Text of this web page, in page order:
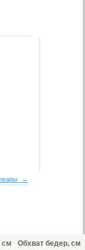
→
см Обхват бедер, см